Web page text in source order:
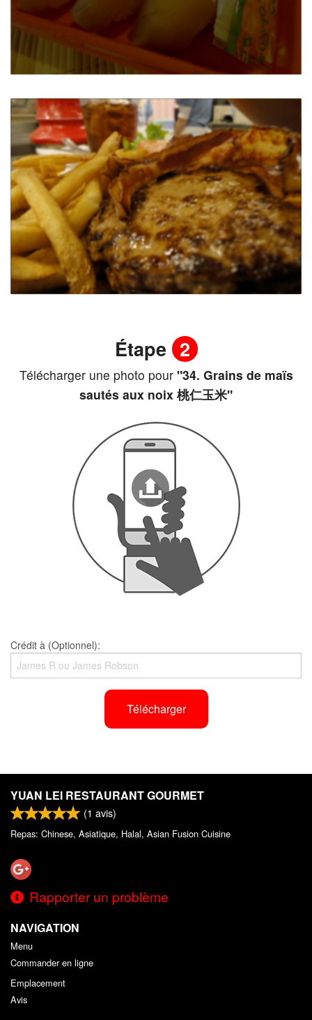
Étape 2
Télécharger une photo pour"34. Grains de maïs
sautés aux noix 桃仁玉米"
Crédit à (Optionnel):
Télécharger
YUAN LEI RESTAURANT GOURMET
(1 avis)
Repas: Chinese, Asiatique, Halal, Asian Fusion Cuisine
Rapporter un problème
NAVIGATION
Menu
Commander en ligne
Emplacement
Avis